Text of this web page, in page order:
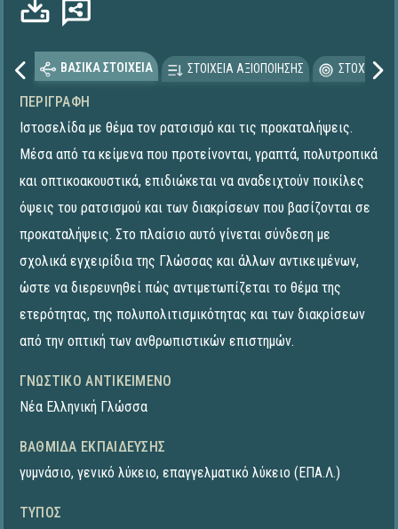
ΒΑΣΙΚΑ ΣΤΟΙΧΕΙΑ ΣΤΟΙΧΕΙΑ ΑΞΙΟΠΟΙΗΣΗΣ
ΠΕΡΙΓΡΑΦΉ
Ιστοσελίδα με θέμα τον ρατσισμό και τις προκαταλήψεις.
Μέσα από τα κείμενα που προτείνονται, γραπτά, πολυτροπικά
και οπτικοακουστικά, επιδιώκεται να αναδειχτούν ποικίλες
όψεις του ρατσισμού και των διακρίσεων που βασίζονται σε
προκαταλήψεις. Στο πλαίσιο αυτό γίνεται σύνδεση με
σχολικά εγχειρίδια της Γλώσσας και άλλων αντικειμένων,
ώστε να διερευνηθεί πώς αντιμετωπίζεται το θέμα της
ετερότητας, της πολυπολιτισμικότητας και των διακρίσεων
από την οπτική των ανθρωπιστικών επιστημών.
ΓΝΩΣΤΙΚΌ ΑΝΤΙΚΕΊΜΕΝΟ
Νέα Ελληνική Γλώσσα
ΒΑΘΜΊΔΑ ΕΚΠΑΊΔΕΥΣΗΣ
γυμνάσιο, γενικό λύκειο, επαγγελματικό λύκειο (ΕΠΑ.Λ.)
ΤΎΠΟΣ